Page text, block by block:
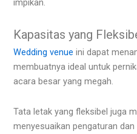
Kapasitas yang
Wedding venue ini dapat
membuatnya ideal untuk
acara besar yang megah.
Tata letak yang fleksibel juga
menyesuaikan pengaturan